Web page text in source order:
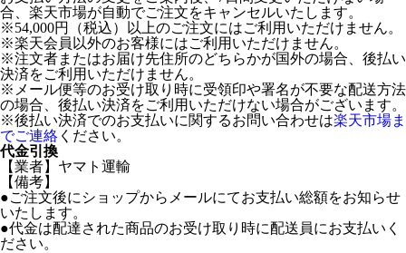
合、楽天市場が自動でご注文をキャンセルいたします。
※54,000円（税込）以上のご注文にはご利用いただけません。
※楽天会員以外のお客様にはご利用いただけません。
※注文者またはお届け先住所のどちらかが国外の場合、後払い
決済をご利用いただけません。
※メール便等のお受け取り時に受領印や署名が不要な配送方法
の場合、後払い決済をご利用いただけない場合がございます。
※後払い決済でのお支払いに関するお問い合わせは楽天市場ま
でご連絡 ください。
代金引換
【業者】ヤマト運輸
【備考】
●ご注文後にショップからメールにてお支払い総額をお知らせ
いたします。
●代金は配達された商品のお受け取り時に配送員にお支払いく
ださい。